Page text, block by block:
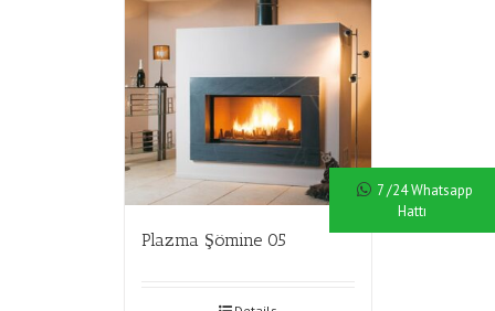
Plazma Şömine 05
7 /24 Whatsapp
Hattı